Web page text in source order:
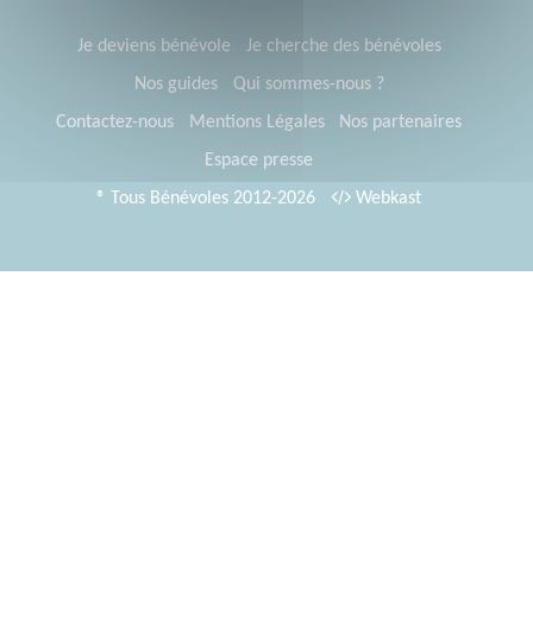
Je deviens bénévole
Je cherche des bénévoles
Nos guides
Qui sommes-nous ?
Contactez-nous
Mentions Légales
Nos partenaires
Espace presse
® Tous Bénévoles 2012-2026
Webkast